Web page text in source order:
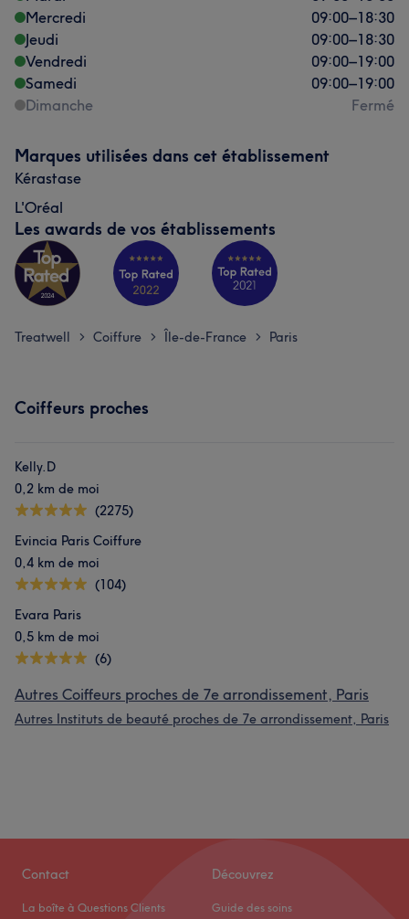
Mercredi
09:00–18:30
Jeudi
09:00–18:30
Vendredi
09:00–19:00
Samedi
09:00–19:00
Dimanche
Fermé
Marques utilisées dans cet établissement
Kérastase
L'Oréal
Les awards de vos établissements
Treatwell > Coiffure > Île-de-France > Paris
Coiffeurs proches
Kelly.D
0,2 km de moi
(2275)
Evincia Paris Coiffure
0,4 km de moi
(104)
Evara Paris
0,5 km de moi
(6)
Autres Coiffeurs proches de 7e arrondissement, Paris
Autres Instituts de beauté proches de 7e arrondissement, Paris
Contact
La boîte à Questions Clients
Découvrez
Guide des soins